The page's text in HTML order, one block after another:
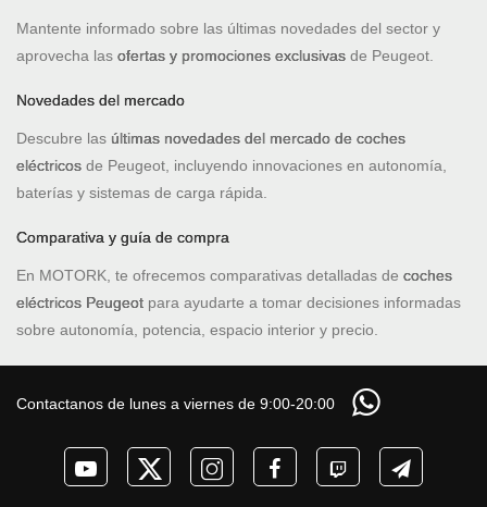
Mantente informado sobre las últimas novedades del sector y
aprovecha las ofertas y promociones exclusivas de Peugeot.
Novedades del mercado
Descubre las últimas novedades del mercado de coches
eléctricos de Peugeot, incluyendo innovaciones en autonomía,
baterías y sistemas de carga rápida.
Comparativa y guía de compra
En MOTORK, te ofrecemos comparativas detalladas de coches
eléctricos Peugeot para ayudarte a tomar decisiones informadas
sobre autonomía, potencia, espacio interior y precio.
Contactanos de lunes a viernes de 9:00-20:00